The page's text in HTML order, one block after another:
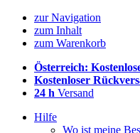
zur Navigation
zum Inhalt
zum Warenkorb
Österreich:
Kostenloser
24 h Versand
Hilfe
Wo ist meine